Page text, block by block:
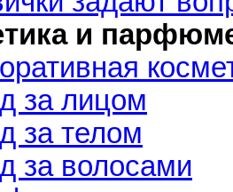
и
за лицом
за телом
за волосами